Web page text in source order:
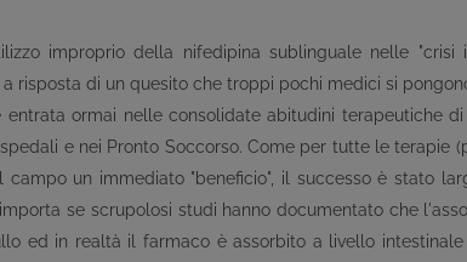
improprio della nifedipina sublinguale nelle "crisi
risposta di un quesito che troppi pochi medici si
entrata ormai nelle consolidate abitudini terapeutiche
e nei Pronto Soccorso. Come per tutte le terapie
un immediato "beneficio", il successo è stato
se scrupolosi studi hanno documentato che
ed in realtà il farmaco è assorbito a livello